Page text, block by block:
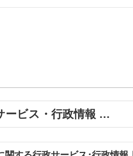
ービス・行政情報 …